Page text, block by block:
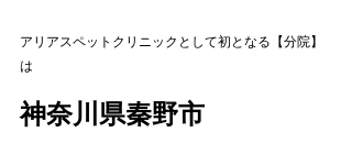
アリアスペットクリニックとして初となる【分院】
は
神奈川県秦野市